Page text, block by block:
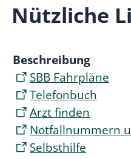
Nützliche
Beschreibung
SBB Fahrpläne
Telefonbuch
Arzt finden
Notfallnummern
Selbsthilfe